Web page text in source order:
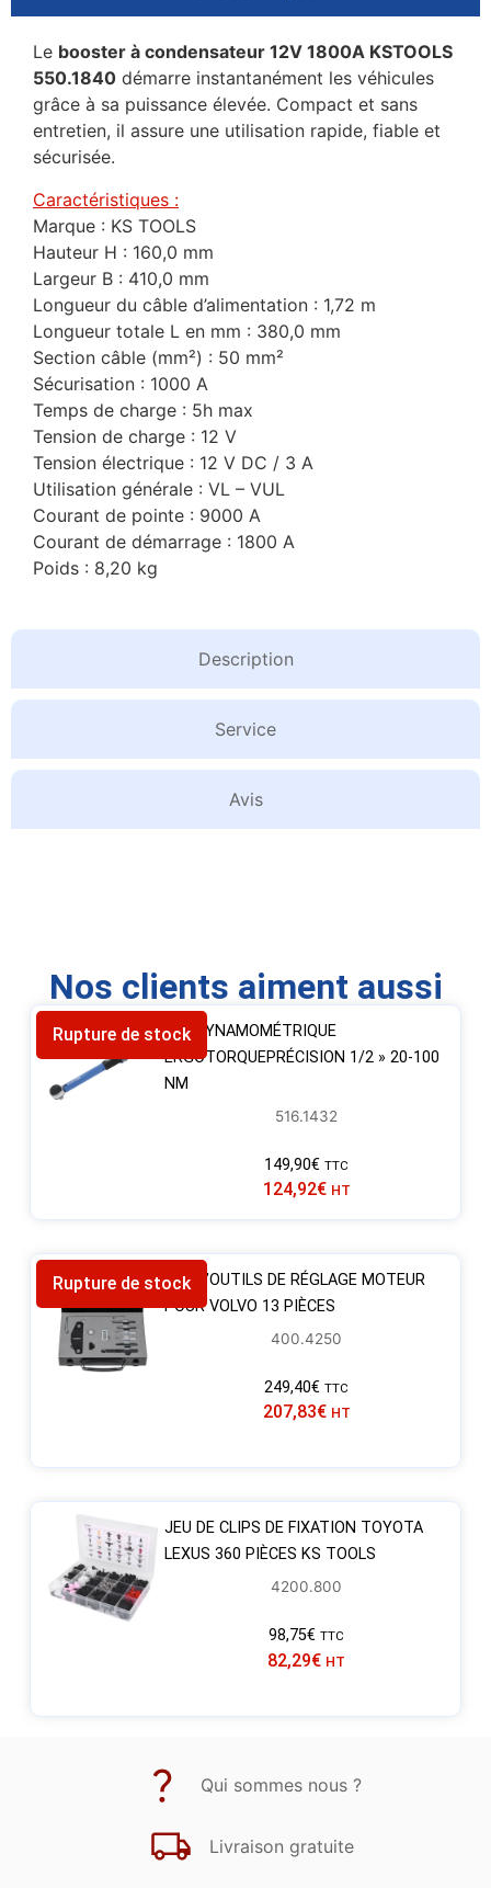
Description
Service
Avis
Le booster à condensateur 12V 1800A KSTOOLS
550.1840 démarre instantanément les véhicules
grâce à sa puissance élevée. Compact et sans
entretien, il assure une utilisation rapide, fiable et
sécurisée.
Caractéristiques :
Marque : KS TOOLS
Hauteur H : 160,0 mm
Largeur B : 410,0 mm
Longueur du câble d’alimentation : 1,72 m
Longueur totale L en mm : 380,0 mm
Section câble (mm²) : 50 mm²
Sécurisation : 1000 A
Temps de charge : 5h max
Tension de charge : 12 V
Tension électrique : 12 V DC / 3 A
Utilisation générale : VL – VUL
Courant de pointe : 9000 A
Courant de démarrage : 1800 A
Poids : 8,20 kg
Nos clients aiment aussi
Rupture de stockCLÉ DYNAMOMÉTRIQUE
ERGOTORQUEPRÉCISION 1/2 » 20-100
NM
516.1432
149,90€ TTC
124,92€ HT
Rupture de stockJEU D’OUTILS DE RÉGLAGE MOTEUR
POUR VOLVO 13 PIÈCES
400.4250
249,40€ TTC
207,83€ HT
JEU DE CLIPS DE FIXATION TOYOTA
LEXUS 360 PIÈCES KS TOOLS
4200.800
98,75€ TTC
82,29€ HT
Qui sommes nous ?
Livraison gratuite